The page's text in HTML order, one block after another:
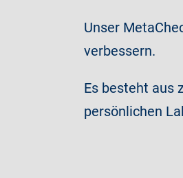
Unser
verbessern.
Es besteht aus
persönlichen